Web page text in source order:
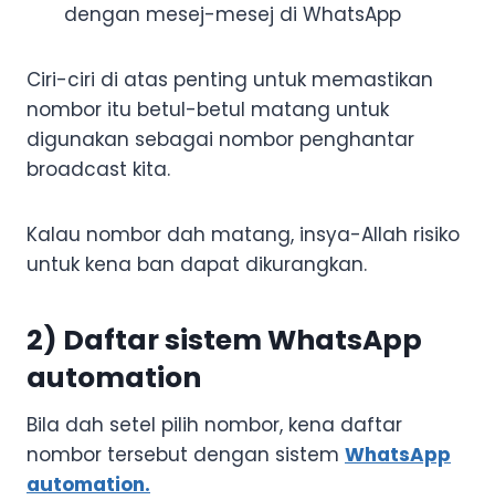
dengan mesej-mesej di WhatsApp
Ciri-ciri di atas penting untuk memastikan
nombor itu betul-betul matang untuk
digunakan sebagai nombor penghantar
broadcast kita.
Kalau nombor dah matang, insya-Allah risiko
untuk kena ban dapat dikurangkan.
2) Daftar sistem WhatsApp
automation
Bila dah setel pilih nombor, kena daftar
nombor tersebut dengan sistem WhatsApp
automation.